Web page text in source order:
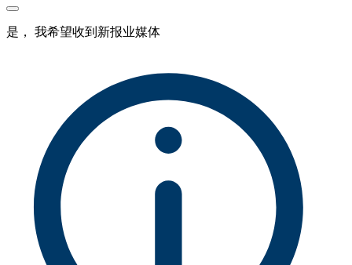
是， 我希望收到新报业媒体